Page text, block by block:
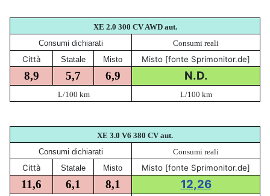
XE 2.0 300 CV AWD aut.
Consumi dichiarati
Consumi reali
Città Statale Misto Misto [fonte Sprimonitor.de]
8,9 5,7 6,9 N.D.
L/100 km L/100 km
XE 3.0 V6 380 CV aut.
Consumi dichiarati
Consumi reali
Città Statale Misto Misto [fonte Sprimonitor.de]
11,6 6,1 8,1 12,26